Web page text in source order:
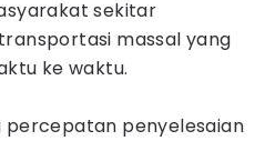
sekitar
massal yang
ke waktu.
percepatan penyelesaian